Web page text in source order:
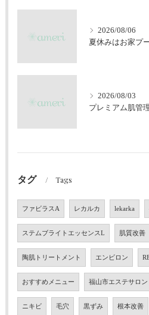
2026/08/06
夏休みはお家プ
2026/08/03
プレミアム肌管
タグ Tags
ファビラスA レカルカ lekarka
ステムブライトエッセンスL 肌質改善
陶肌トリートメント エンビロン
おすすめメニュー 福山市エステサロン
ニキビ 毛穴 黒ずみ 根本改善